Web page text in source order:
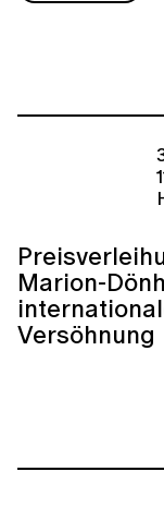
Marion-
Versöhnung